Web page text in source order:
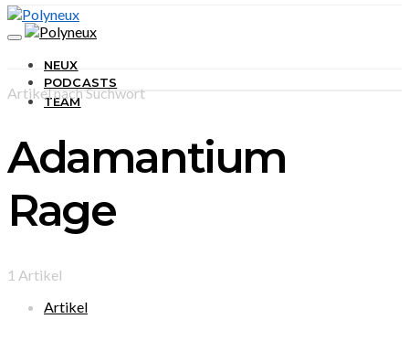
NEUX
PODCASTS
TEAM
Artikel nach Suchwort
Adamantium
Rage
1 Artikel
Artikel